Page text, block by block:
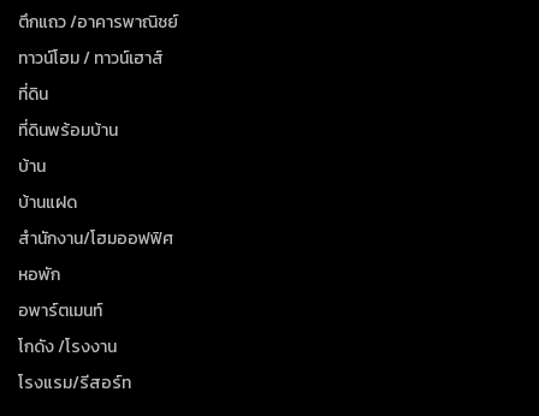
ตึกแถว /อาคารพาณิชย์
ทาวน์โฮม / ทาวน์เฮาส์
ที่ดิน
ที่ดินพร้อมบ้าน
บ้าน
บ้านแฝด
สำนักงาน/โฮมออฟฟิศ
หอพัก
อพาร์ตเมนท์
โกดัง /โรงงาน
โรงแรม/รีสอร์ท